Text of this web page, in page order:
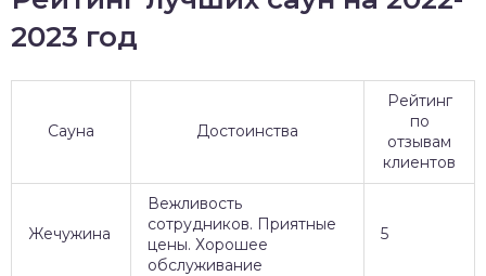
2023 год
Сауна Достоинства
Рейтинг
по
отзывам
клиентов
Жечужина
Вежливость
сотрудников. Приятные
цены. Хорошее
обслуживание
5